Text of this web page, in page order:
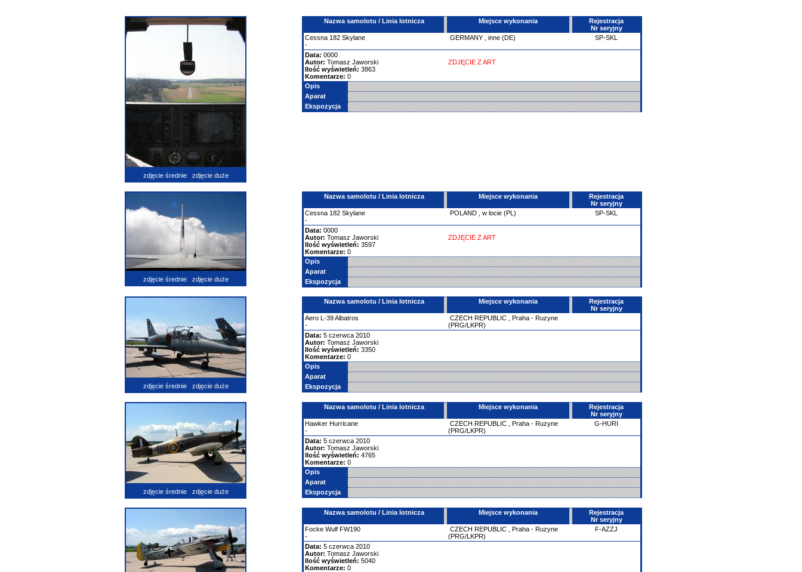
zdjęcie średnie zdjęcie duże
Nazwa samolotu / Linia lotnicza Miejsce wykonania
Rejestracja
Nr seryjny
Cessna 182 Skylane
-
GERMANY inne (DE) SP-SKL
Data: 0000
Autor: Tomasz Jaworski
Ilość wyświetleń: 3863
Komentarze: 0
ZDJĘCIE Z ART
Opis
Aparat
Ekspozycja
zdjęcie średnie zdjęcie duże
Nazwa samolotu / Linia lotnicza Miejsce wykonania
Rejestracja
Nr seryjny
Cessna 182 Skylane
-
POLAND w locie (PL) SP-SKL
Data: 0000
Autor: Tomasz Jaworski
Ilość wyświetleń: 3597
Komentarze: 0
ZDJĘCIE Z ART
Opis
Aparat
Ekspozycja
zdjęcie średnie zdjęcie duże
Nazwa samolotu / Linia lotnicza Miejsce wykonania
Rejestracja
Nr seryjny
Aero L-39 Albatros
-
CZECH REPUBLIC
Praha - Ruzyne
(PRG/LKPR)
Data: 5 czerwca 2010
Autor: Tomasz Jaworski
Ilość wyświetleń: 3350
Komentarze: 0
Opis
Aparat
Ekspozycja
zdjęcie średnie zdjęcie duże
Nazwa samolotu / Linia lotnicza Miejsce wykonania
Rejestracja
Nr seryjny
Hawker Hurricane
-
CZECH REPUBLIC
Praha - Ruzyne
(PRG/LKPR)
G-HURI
Data: 5 czerwca 2010
Autor: Tomasz Jaworski
Ilość wyświetleń: 4765
Komentarze: 0
Opis
Aparat
Ekspozycja
Nazwa samolotu / Linia lotnicza Miejsce wykonania
Rejestracja
Nr seryjny
Focke Wulf FW190
-
CZECH REPUBLIC
Praha - Ruzyne
(PRG/LKPR)
F-AZZJ
Data: 5 czerwca 2010
Autor: Tomasz Jaworski
Ilość wyświetleń: 5040
Komentarze: 0